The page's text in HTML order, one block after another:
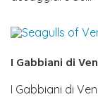
I Gabbiani di
I Gabbiani di